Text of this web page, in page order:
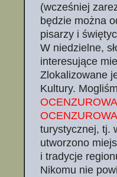
(wcześniej
będzie można
pisarzy i
W niedzielne,
interesujące
Zlokalizowane
Kultury.
turystycznej, tj.
utworzono
i tradycje
Nikomu nie